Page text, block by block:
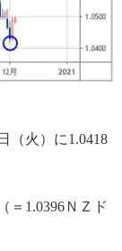
（火）に1.0418
＝1.0396ＮＺド